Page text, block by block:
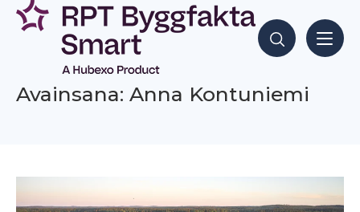
Siirry
sisältöön
Hae sisältöjä
Avainsana: Anna Kontuniemi